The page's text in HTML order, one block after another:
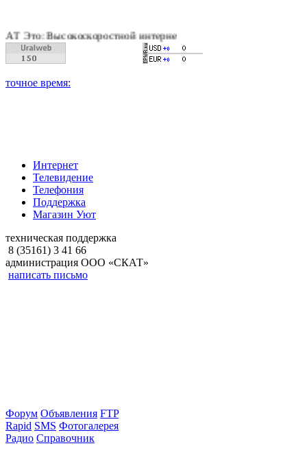
интернет, качественное цифровое и
Интернет
Телевидение
Телефония
Поддержка
Магазин Уют
техническая поддержка
8 (35161) 3 41 66
администрация ООО «СКАТ»
написать письмо
Форум Объявления FTP
Rapid SMS Фотогалерея
Радио Справочник